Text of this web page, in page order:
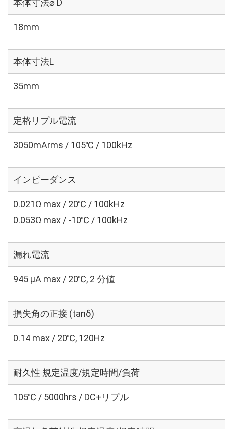
本体寸法⌀ D
18mm
本体寸法L
35mm
定格リプル電流
3050mArms / 105℃ / 100kHz
インピーダンス
0.021Ω max / 20℃ / 100kHz
0.053Ω max / -10℃ / 100kHz
漏れ電流
945 μA max / 20℃, 2 分値
損失角の正接 (tanδ)
0.14 max / 20℃, 120Hz
耐久性 規定温度/規定時間/負荷
105℃ / 5000hrs / DC+リプル